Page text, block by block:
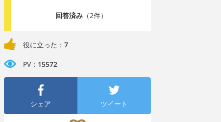
回答済み（2件）
役に立った： 7
PV： 15572
シェア ツイート